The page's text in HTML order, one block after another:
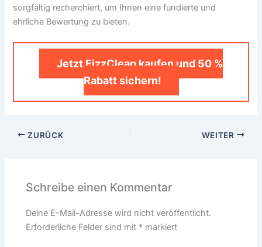
sorgfältig recherchiert, um Ihnen eine fundierte und
ehrliche Bewertung zu bieten.
Jetzt FizzClean kaufen und 50 %
Rabatt sichern!
ZURÜCK WEITER
Schreibe einen Kommentar
Deine E-Mail-Adresse wird nicht veröffentlicht.
Erforderliche Felder sind mit * markiert